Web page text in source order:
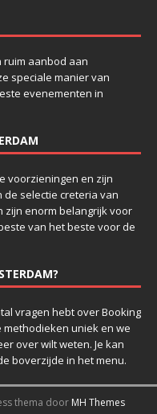
ruim aanbod aan
speciale manier van
evenementen in
voorzieningen en zijn
de selectie creteria van
zijn enorm belangrijk voor
van het beste voor de
vragen hebt over Booking
methodieken uniek en we
over wilt weten. Je kan
boverzijde in het menu.
thema door MH Themes